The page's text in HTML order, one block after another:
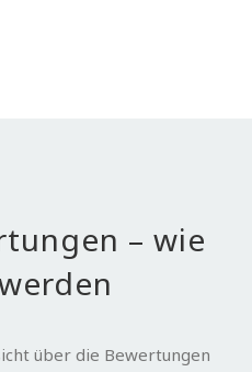
– wie
über die Bewertungen